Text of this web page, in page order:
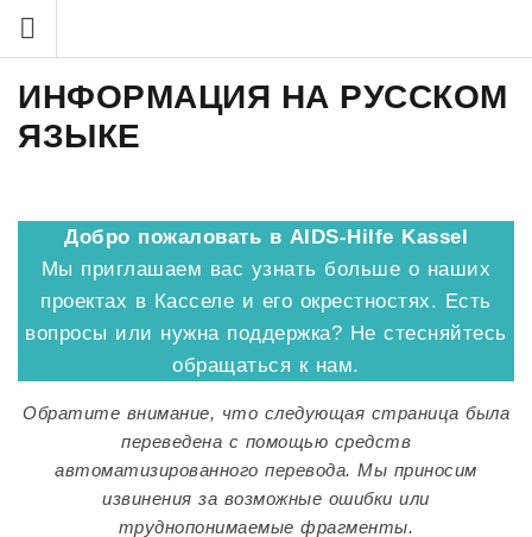
Inhalt
springen
ИНФОРМАЦИЯ НА РУССКОМ
ЯЗЫКЕ
Добро пожаловать в AIDS-Hilfe Kassel
Мы приглашаем вас узнать больше о наших
проектах в Касселе и его окрестностях. Есть
вопросы или нужна поддержка? Не стесняйтесь
обращаться к нам.
Обратите внимание, что следующая страница была
переведена с помощью средств
автоматизированного перевода. Мы приносим
извинения за возможные ошибки или
труднопонимаемые фрагменты.